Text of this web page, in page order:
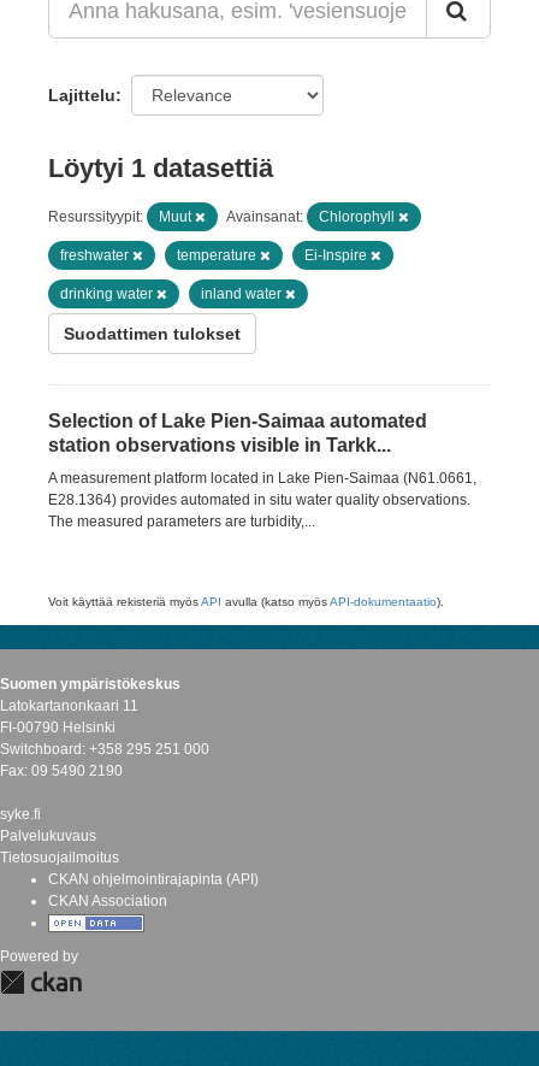
Lajittelu
Löytyi 1 datasettiä
Resurssityypit: Muut Avainsanat: Chlorophyll
freshwater temperature Ei-Inspire
drinking water inland water
Suodattimen tulokset
Selection of Lake Pien-Saimaa automated
station observations visible in Tarkk...
A measurement platform located in Lake Pien-Saimaa (N61.0661,
E28.1364) provides automated in situ water quality observations.
The measured parameters are turbidity,...
Voit käyttää rekisteriä myösAPI avulla (katso myösAPI-dokumentaatio).
Suomen ympäristökeskus
Latokartanonkaari 11
FI-00790 Helsinki
Switchboard: +358 295 251 000
Fax: 09 5490 2190
syke.fi
Palvelukuvaus
Tietosuojailmoitus
CKAN ohjelmointirajapinta (API)
CKAN Association
Powered by